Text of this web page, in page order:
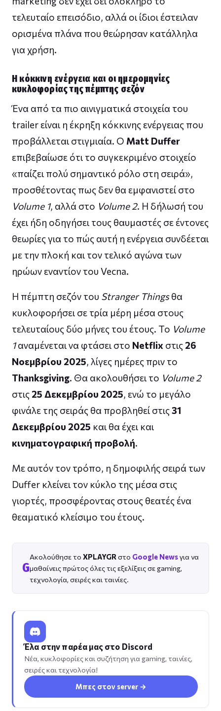
τελευταίο επεισόδιο, αλλά οι ίδιοι έστειλαν
ορισμένα πλάνα που θεώρησαν κατάλληλα
για χρήση.
Η κόκκινη ενέργεια και οι ημερομηνίες
κυκλοφορίας της πέμπτης σεζόν
Ένα από τα πιο αινιγματικά στοιχεία του
trailer είναι η έκρηξη κόκκινης ενέργειας που
προβάλλεται στιγμιαία. Ο Matt Duffer
επιβεβαίωσε ότι το συγκεκριμένο στοιχείο
«παίζει πολύ σημαντικό ρόλο στη σειρά»,
προσθέτοντας πως δεν θα εμφανιστεί στο
Volume 1, αλλά στο Volume 2. Η δήλωσή του
έχει ήδη οδηγήσει τους θαυμαστές σε έντονες
θεωρίες για το πώς αυτή η ενέργεια συνδέεται
με την πλοκή και τον τελικό αγώνα των
ηρώων εναντίον του Vecna.
Η πέμπτη σεζόν του Stranger Thingsθα
κυκλοφορήσει σε τρία μέρη μέσα στους
τελευταίους δύο μήνες του έτους. Το Volume
1αναμένεται να φτάσει στο Netflix στις 26
Νοεμβρίου 2025, λίγες ημέρες πριν το
Thanksgiving. Θα ακολουθήσει το Volume 2
στις 25 Δεκεμβρίου 2025, ενώ το μεγάλο
φινάλε της σειράς θα προβληθεί στις31
Δεκεμβρίου 2025 και θα έχει και
κινηματογραφική προβολή.
Με αυτόν τον τρόπο, η δημοφιλής σειρά των
Duffer κλείνει τον κύκλο της μέσα στις
γιορτές, προσφέροντας στους θεατές ένα
θεαματικό κλείσιμο του έτους.
G
Ακολούθησε το XPLAYGR στο Google Newsγια να
μαθαίνεις πρώτος όλες τις εξελίξεις σε gaming,
τεχνολογία, σειρές και ταινίες.
Έλα στην παρέα μας στο Discord
Νέα, κυκλοφορίες και συζήτηση για gaming, ταινίες,
σειρές και τεχνολογία!
Μπες στον server →